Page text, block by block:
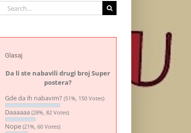
Search
for:
Glasaj
Da li ste nabavili drugi broj Super
postera?
Gde da ih nabavim? (51%, 150 Votes)
Daaaaaa (28%, 82 Votes)
Nope (21%, 60 Votes)